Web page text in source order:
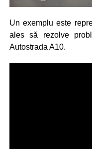
Un exemplu este
ales să rezolve
Autostrada A10.